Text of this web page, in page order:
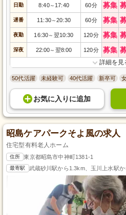
日勤 8:40～ 17:40 60分 募集
遅番 11:30～20:30 60分 募集
夜勤 16:30～ 翌10:30 120分 募集
深夜 22:00～ 翌8:00 120分 募集
詳細を見
50代活躍 未経験可 40代活躍 新卒可
お気に入り に追加
昭島ケアパークそよ風の求人
住宅型有料老人ホーム
住所 東京都昭島市中神町1381-1
最寄駅 武蔵砂川駅から1.3km、玉川上水駅